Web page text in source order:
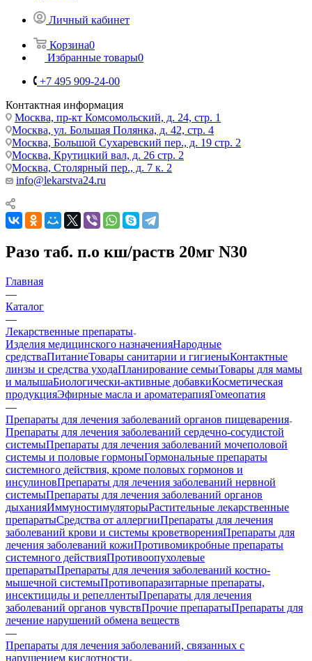
Личный кабинет
Корзина0
Избранные товары0
+7 495 909-24-00
Контактная информация
Москва, пр-кт Комсомольский, д. 24, стр. 1
Москва, ул. Большая Полянка, д. 42, стр. 4
Москва, Большой Сухаревский пер., д. 19 стр. 2
Москва, Крутицкий вал, д. 26 стр. 2
Москва, Столярный пер., д. 7 к. 2
info@lekarstva24.ru
Разо таб. п.о кш/раств 20мг N30
Главная
—
Каталог
—
Лекарственные препараты
Изделия медицинского назначенияНародные
средстваПитаниеТовары санитарии и гигиеныКонтактные
линзы и средства уходаПланирование семьиТовары для мамы
и малышаБиологически-активные добавкиКосметическая
продукцияЭфирные масла и ароматерапияГомеопатия
—
Препараты для лечения заболеваний органов пищеварения
Препараты для лечения заболеваний сердечно-сосудистой
системыПрепараты для лечения заболеваний мочеполовой
системы и половые гормоныГормональные препараты
системного действия, кроме половых гормонов и
инсулиновПрепараты для лечения заболеваний нервной
системыПрепараты для лечения заболеваний органов
дыханияИммуностимуляторыРастительные лекарственные
препаратыСредства от аллергииПрепараты для лечения
заболеваний крови и системы кроветворенияПрепараты для
лечения заболеваний кожиПротивомикробные препараты
системного действияПротивоопухолевые
препаратыПрепараты для лечения заболеваний костно-
мышечной системыПротивопаразитарные препараты,
инсектициды и репеллентыПрепараты для лечения
заболеваний органов чувствПрочие препаратыПрепараты для
лечение нарушений обмена веществ
—
Препараты для лечения заболеваний, связанных с
нарушением кислотности